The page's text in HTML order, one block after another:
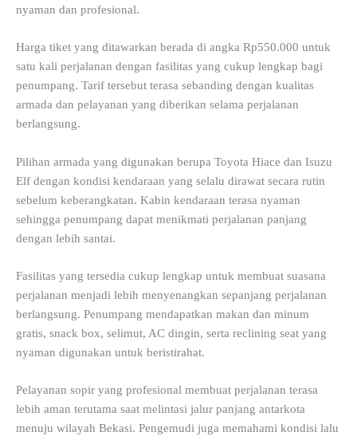
nyaman dan profesional.
Harga tiket yang ditawarkan berada di angka Rp550.000 untuk
satu kali perjalanan dengan fasilitas yang cukup lengkap bagi
penumpang. Tarif tersebut terasa sebanding dengan kualitas
armada dan pelayanan yang diberikan selama perjalanan
berlangsung.
Pilihan armada yang digunakan berupa Toyota Hiace dan Isuzu
Elf dengan kondisi kendaraan yang selalu dirawat secara rutin
sebelum keberangkatan. Kabin kendaraan terasa nyaman
sehingga penumpang dapat menikmati perjalanan panjang
dengan lebih santai.
Fasilitas yang tersedia cukup lengkap untuk membuat suasana
perjalanan menjadi lebih menyenangkan sepanjang perjalanan
berlangsung. Penumpang mendapatkan makan dan minum
gratis, snack box, selimut, AC dingin, serta reclining seat yang
nyaman digunakan untuk beristirahat.
Pelayanan sopir yang profesional membuat perjalanan terasa
lebih aman terutama saat melintasi jalur panjang antarkota
menuju wilayah Bekasi. Pengemudi juga memahami kondisi lalu